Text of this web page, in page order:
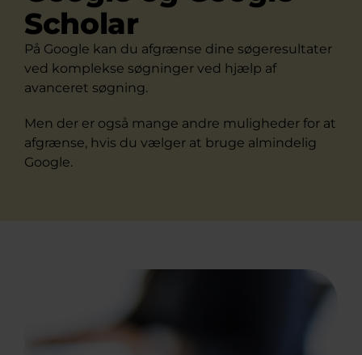
Scholar
På Google kan du afgrænse dine søgeresultater
ved komplekse søgninger ved hjælp af
avanceret søgning.
Men der er også mange andre muligheder for at
afgrænse, hvis du vælger at bruge almindelig
Google.